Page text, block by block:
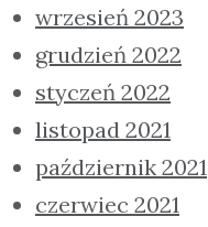
wrzesień 2023
grudzień 2022
styczeń 2022
listopad 2021
październik 2021
czerwiec 2021